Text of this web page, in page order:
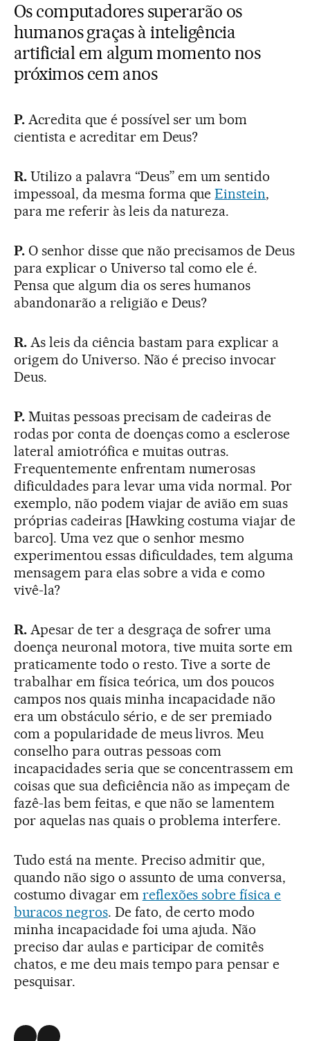
Os computadores superarão os
humanos graças à inteligência
artificial em algum momento nos
próximos cem anos
P.Acredita que é possível ser um bom
cientista e acreditar em Deus?
R.Utilizo a palavra “Deus” em um sentido
impessoal, da mesma forma queEinstein,
para me referir às leis da natureza.
P.O senhor disse que não precisamos de Deus
para explicar o Universo tal como ele é.
Pensa que algum dia os seres humanos
abandonarão a religião e Deus?
R.As leis da ciência bastam para explicar a
origem do Universo. Não é preciso invocar
Deus.
P.Muitas pessoas precisam de cadeiras de
rodas por conta de doenças como a esclerose
lateral amiotrófica e muitas outras.
Frequentemente enfrentam numerosas
dificuldades para levar uma vida normal. Por
exemplo, não podem viajar de avião em suas
próprias cadeiras [Hawking costuma viajar de
barco]. Uma vez que o senhor mesmo
experimentou essas dificuldades, tem alguma
mensagem para elas sobre a vida e como
vivê-la?
R.Apesar de ter a desgraça de sofrer uma
doença neuronal motora, tive muita sorte em
praticamente todo o resto. Tive a sorte de
trabalhar em física teórica, um dos poucos
campos nos quais minha incapacidade não
era um obstáculo sério, e de ser premiado
com a popularidade de meus livros. Meu
conselho para outras pessoas com
incapacidades seria que se concentrassem em
coisas que sua deficiência não as impeçam de
fazê-las bem feitas, e que não se lamentem
por aquelas nas quais o problema interfere.
Tudo está na mente. Preciso admitir que,
quando não sigo o assunto de uma conversa,
costumo divagar em reflexões sobre física e
buracos negros. De fato, de certo modo
minha incapacidade foi uma ajuda. Não
preciso dar aulas e participar de comitês
chatos, e me deu mais tempo para pensar e
pesquisar.